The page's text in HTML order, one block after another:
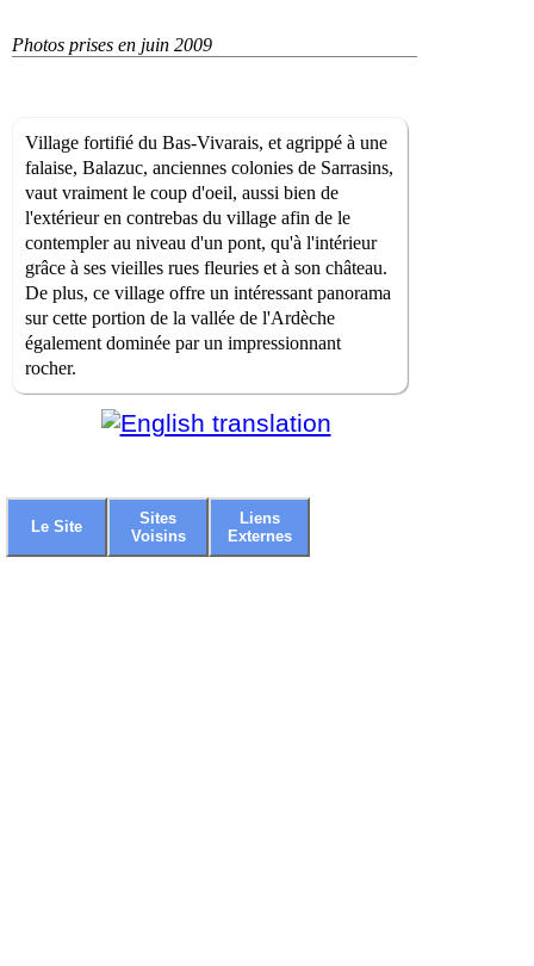
Photos prises en juin 2009
Village fortifié du Bas-Vivarais, et agrippé à une
falaise, Balazuc, anciennes colonies de Sarrasins,
vaut vraiment le coup d'oeil, aussi bien de
l'extérieur en contrebas du village afin de le
contempler au niveau d'un pont, qu'à l'intérieur
grâce à ses vieilles rues fleuries et à son château.
De plus, ce village offre un intéressant panorama
sur cette portion de la vallée de l'Ardèche
également dominée par un impressionnant
rocher.
Le Site
Sites
Voisins
Liens
Externes